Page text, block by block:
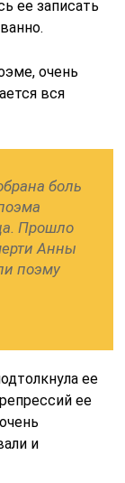
ее записать
очень
вся
боль
Прошло
Анны
поэму
ее
ее
и